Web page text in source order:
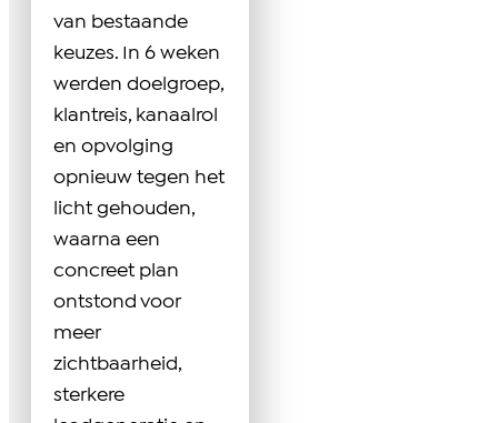
van bestaande
keuzes. In 6 weken
werden doelgroep,
klantreis, kanaalrol
en opvolging
opnieuw tegen het
licht gehouden,
waarna een
concreet plan
ontstond voor
meer
zichtbaarheid,
sterkere